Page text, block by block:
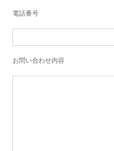
電話番号
お問い合わせ内容